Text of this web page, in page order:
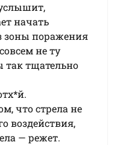
начать
зоны поражения
не ту
так тщательно
что стрела не
воздействия,
— режет.